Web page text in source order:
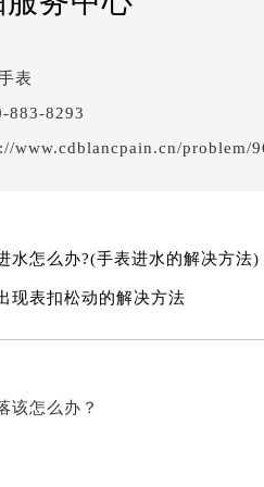
表
883-8293
www.cdblancpain.cn/problem/
水怎么办?(手表进水的解决方法)
现表扣松动的解决方法
该怎么办？